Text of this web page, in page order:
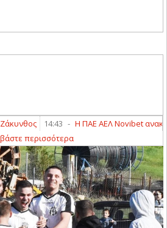
14:43 - Η ΠΑΕ ΑΕΛ Novibet
περισσότερα